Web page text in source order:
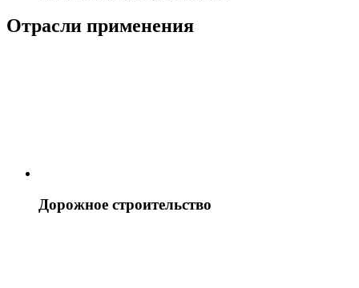
Отрасли применения
Дорожное строительство